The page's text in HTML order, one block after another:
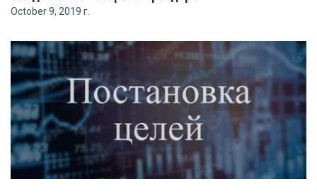
October 9, 2019 г.